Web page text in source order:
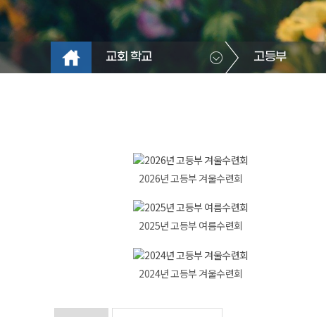
교회 학교 고등부
2026년 고등부 겨울수련회
2025년 고등부 여름수련회
2024년 고등부 겨울수련회